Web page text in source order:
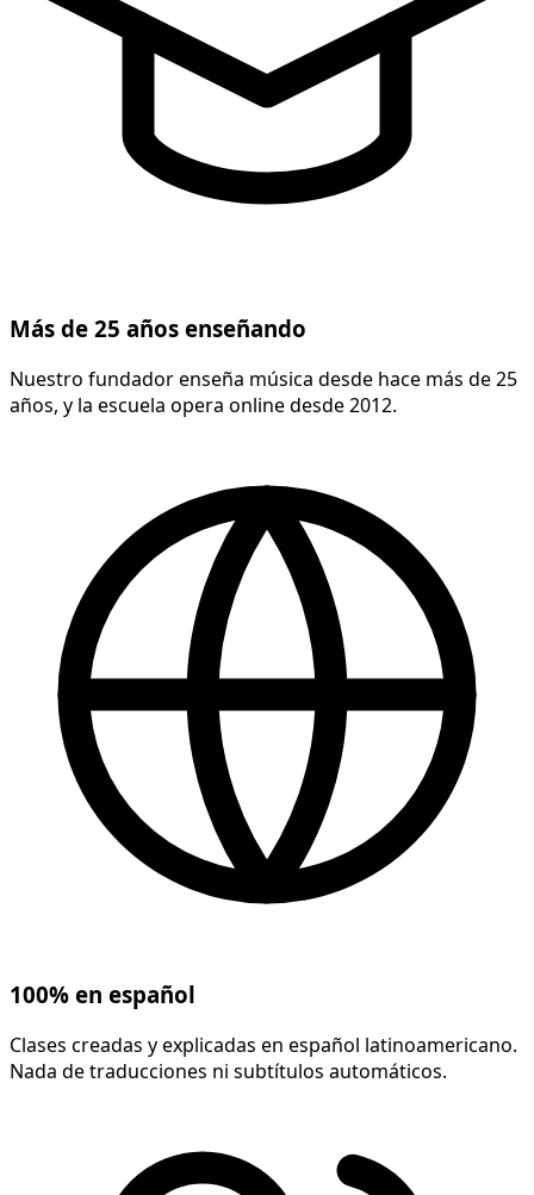
Más de 25 años enseñando
Nuestro fundador enseña música desde hace más de 25
años, y la escuela opera online desde 2012.
100% en español
Clases creadas y explicadas en español latinoamericano.
Nada de traducciones ni subtítulos automáticos.